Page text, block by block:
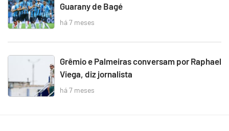
Guarany de Bagé
há 7 meses
Grêmio e Palmeiras conversam por Raphael
Viega, diz jornalista
há 7 meses